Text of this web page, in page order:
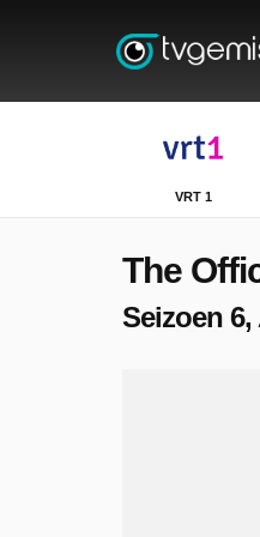
VRT 1
The
Seizoen